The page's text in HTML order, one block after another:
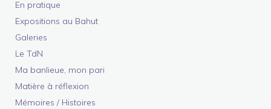
En pratique
Expositions au Bahut
Galeries
Le TdN
Ma banlieue, mon pari
Matière à réflexion
Mémoires / Histoires